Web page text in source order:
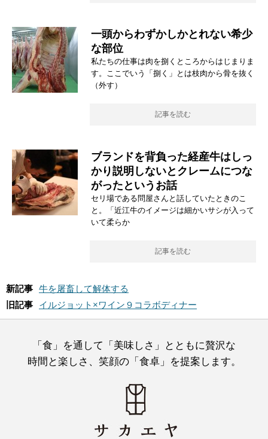
一頭からわずかしかとれない希少
な部位
私たちの仕事は肉を捌くところからはじまりま
す。ここでいう「捌く」とは枝肉から骨を抜く
（外す）
記事を読む
ブランドを背負った経産牛はしっ
かり説明しないとクレームにつな
がったというお話
セリ場である問屋さんと話していたときのこ
と。「近江牛のイメージは細かいサシが入って
いて柔らか
記事を読む
新記事 牛を屠畜して解体する
旧記事
イルジョット×ワイン９コラボディナー
「食」を通して「美味しさ」とともに贅沢な
時間と楽しさ、笑顔の「食卓」を提案します。